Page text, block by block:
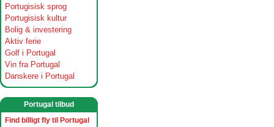
Portugisisk sprog
Portugisisk kultur
Bolig & investering
Aktiv ferie
Golf i Portugal
Vin fra Portugal
Danskere i Portugal
Portugal tilbud
Find billigt fly til Portugal